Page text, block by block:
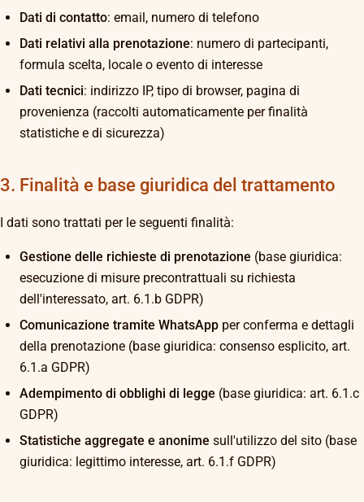
Dati di contatto: email, numero di telefono
Dati relativi alla prenotazione: numero di partecipanti,
formula scelta, locale o evento di interesse
Dati tecnici: indirizzo IP, tipo di browser, pagina di
provenienza (raccolti automaticamente per finalità
statistiche e di sicurezza)
3. Finalità e base giuridica del trattamento
I dati sono trattati per le seguenti finalità:
Gestione delle richieste di prenotazione (base giuridica:
esecuzione di misure precontrattuali su richiesta
dell'interessato, art. 6.1.b GDPR)
Comunicazione tramite WhatsApp per conferma e dettagli
della prenotazione (base giuridica: consenso esplicito, art.
6.1.a GDPR)
Adempimento di obblighi di legge (base giuridica: art. 6.1.c
GDPR)
Statistiche aggregate e anonime sull'utilizzo del sito (base
giuridica: legittimo interesse, art. 6.1.f GDPR)